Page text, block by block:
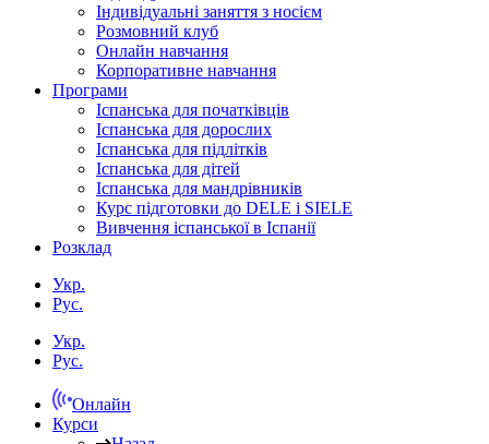
Індивідуальні заняття з носієм
Розмовний клуб
Онлайн навчання
Корпоративне навчання
Програми
Іспанська для початківців
Іспанська для дорослих
Іспанська для підлітків
Іспанська для дітей
Іспанська для мандрівників
Курс підготовки до DELE і SIELE
Вивчення іспанської в Іспанії
Розклад
Укр.
Рус.
Укр.
Рус.
Онлайн
Курси